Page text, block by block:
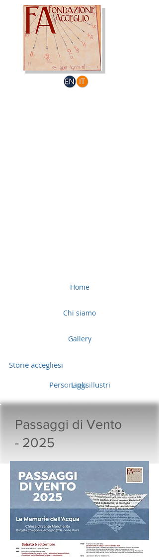
Home
Chi siamo
Gallery
Storie accegliesi
Personaggi illustri
Links
Passaggi di Vento
- 2025